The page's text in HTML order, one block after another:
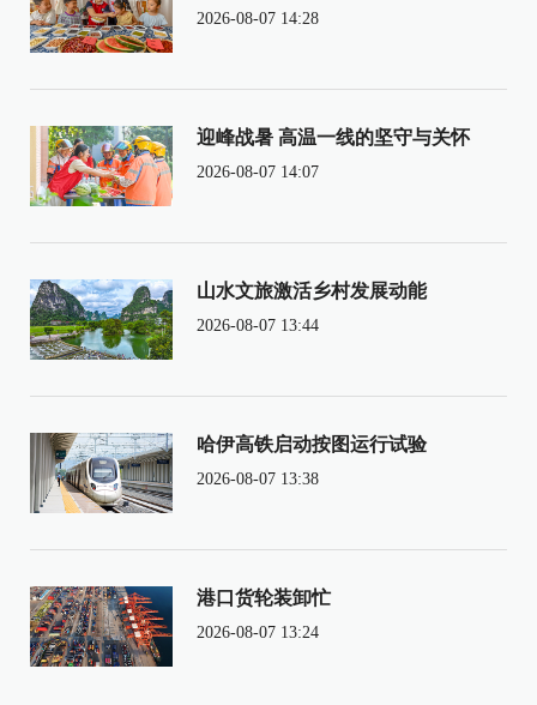
2026-08-07 14:28
迎峰战暑 高温一线的坚守与关怀
2026-08-07 14:07
山水文旅激活乡村发展动能
2026-08-07 13:44
哈伊高铁启动按图运行试验
2026-08-07 13:38
港口货轮装卸忙
2026-08-07 13:24